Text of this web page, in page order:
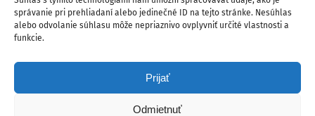
správanie pri prehliadaní alebo jedinečné ID na tejto stránke. Nesúhlas
alebo odvolanie súhlasu môže nepriaznivo ovplyvniť určité vlastnosti a
funkcie.
Prijať
Odmietnuť